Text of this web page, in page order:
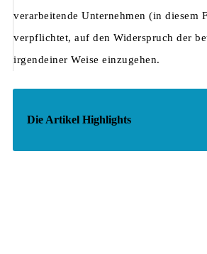
verarbeitende Unternehmen (in diesem
verpflichtet, auf den Widerspruch der
irgendeiner Weise einzugehen.
Die Artikel Highlights